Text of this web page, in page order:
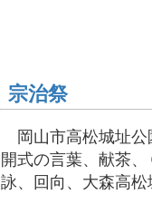
宗治祭
岡山市高松城址公
開式の言葉、献茶
詠、回向、大森高